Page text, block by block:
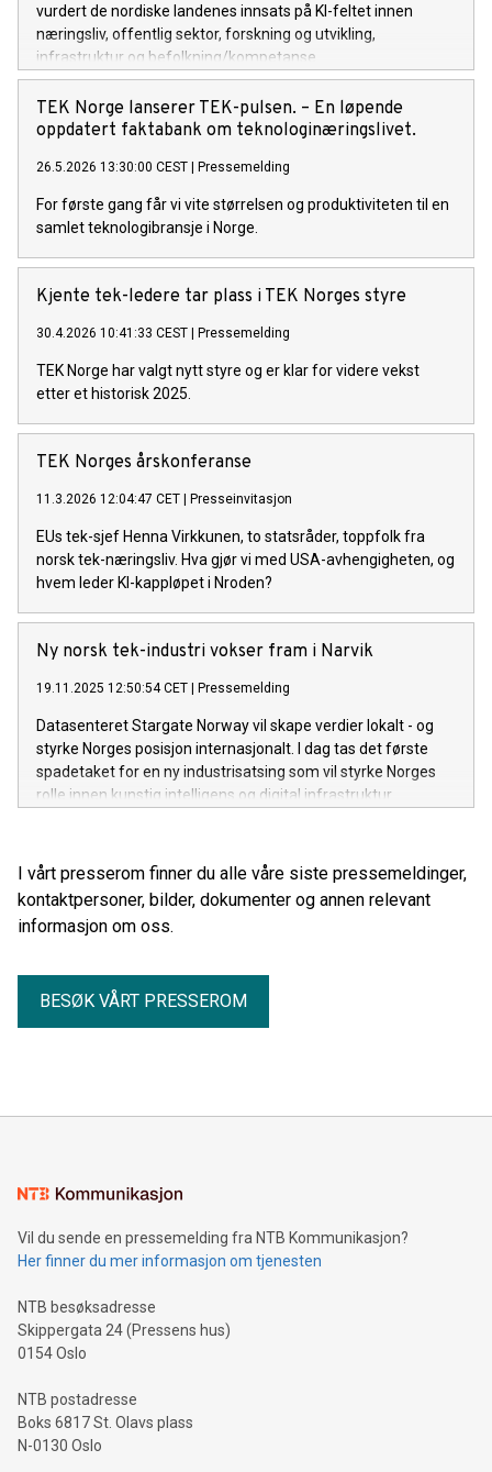
vurdert de nordiske landenes innsats på KI-feltet innen
næringsliv, offentlig sektor, forskning og utvikling,
infrastruktur og befolkning/kompetanse.
TEK Norge lanserer TEK-pulsen. – En løpende
oppdatert faktabank om teknologinæringslivet.
26.5.2026 13:30:00 CEST | Pressemelding
For første gang får vi vite størrelsen og produktiviteten til en
samlet teknologibransje i Norge.
Kjente tek-ledere tar plass i TEK Norges styre
30.4.2026 10:41:33 CEST | Pressemelding
TEK Norge har valgt nytt styre og er klar for videre vekst
etter et historisk 2025.
TEK Norges årskonferanse
11.3.2026 12:04:47 CET | Presseinvitasjon
EUs tek-sjef Henna Virkkunen, to statsråder, toppfolk fra
norsk tek-næringsliv. Hva gjør vi med USA-avhengigheten, og
hvem leder KI-kappløpet i Nroden?
Ny norsk tek-industri vokser fram i Narvik
19.11.2025 12:50:54 CET | Pressemelding
Datasenteret Stargate Norway vil skape verdier lokalt - og
styrke Norges posisjon internasjonalt. I dag tas det første
spadetaket for en ny industrisatsing som vil styrke Norges
rolle innen kunstig intelligens og digital infrastruktur.
I vårt presserom finner du alle våre siste pressemeldinger,
kontaktpersoner, bilder, dokumenter og annen relevant
informasjon om oss.
BESØK VÅRT PRESSEROM
Vil du sende en pressemelding fra NTB Kommunikasjon?
Her finner du mer informasjon om tjenesten
NTB besøksadresse
Skippergata 24 (Pressens hus)
0154 Oslo
NTB postadresse
Boks 6817 St. Olavs plass
N-0130 Oslo